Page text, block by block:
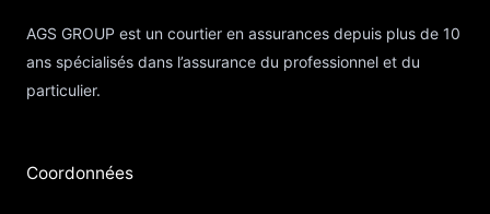
AGS GROUP est un courtier en assurances depuis plus de 10
ans spécialisés dans l’assurance du professionnel et du
particulier.
Coordonnées​